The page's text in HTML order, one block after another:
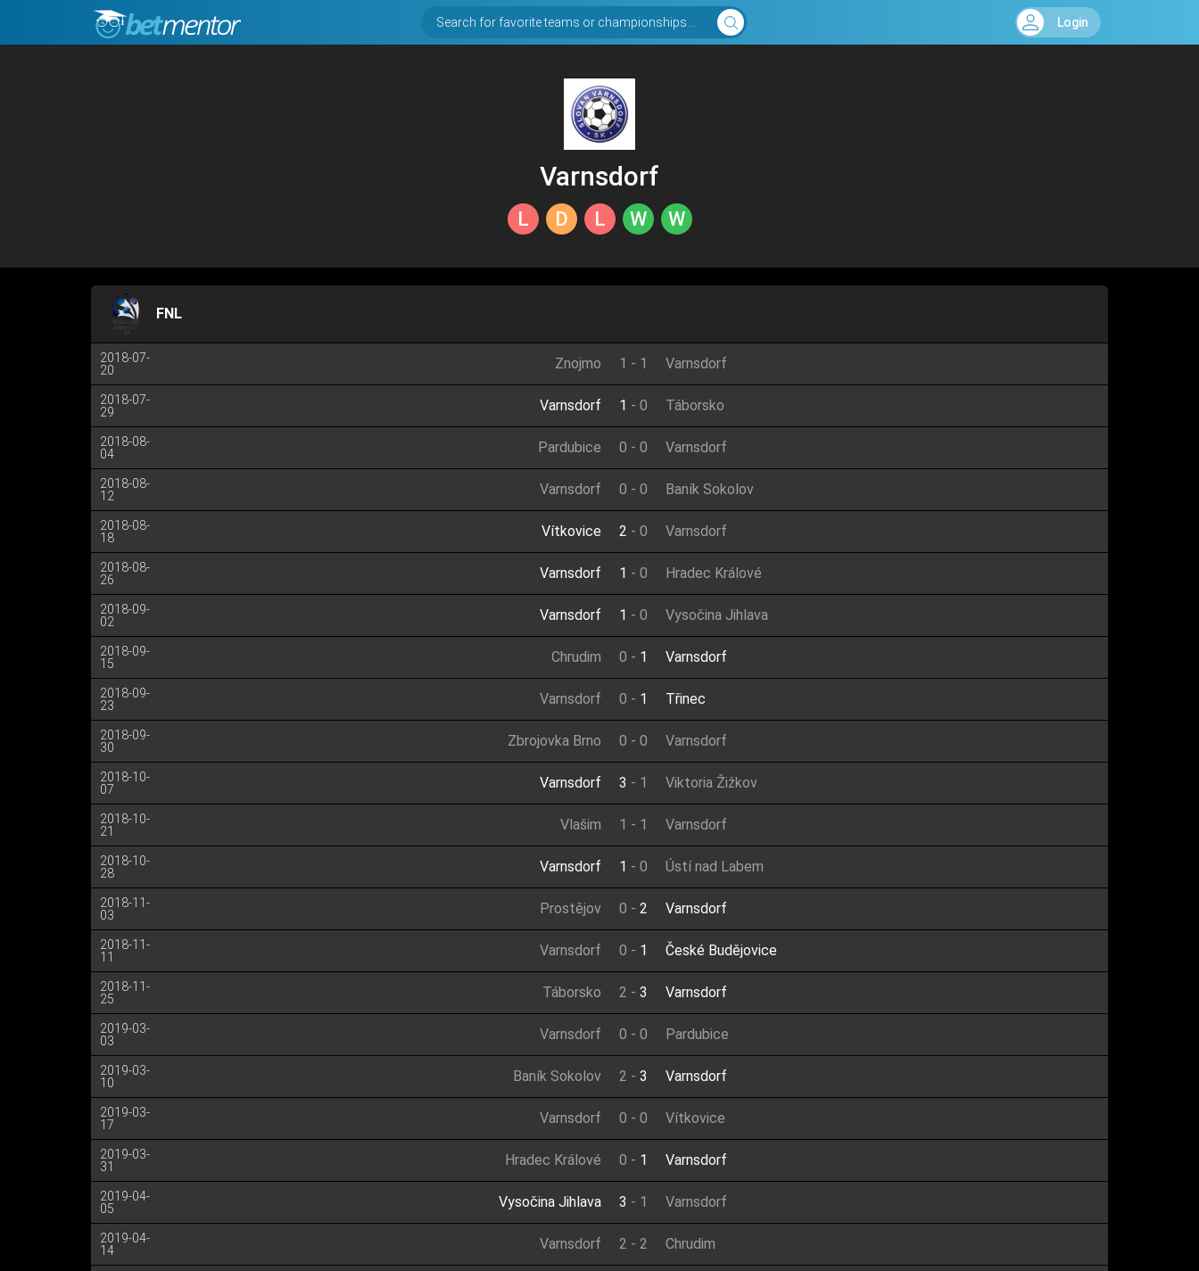
Search for favorite teams or championships... Login
Varnsdorf
L D L W W
FNL
2018-07-
20
Znojmo 1 - 1 Varnsdorf
2018-07-
29
Varnsdorf 1 - 0 Táborsko
2018-08-
04
Pardubice 0 - 0 Varnsdorf
2018-08-
12
Varnsdorf 0 - 0 Baník Sokolov
2018-08-
18
Vítkovice 2 - 0 Varnsdorf
2018-08-
26
Varnsdorf 1 - 0 Hradec Králové
2018-09-
02
Varnsdorf 1 - 0 Vysočina Jihlava
2018-09-
15
Chrudim 0 - 1 Varnsdorf
2018-09-
23
Varnsdorf 0 - 1 Třinec
2018-09-
30
Zbrojovka Brno 0 - 0 Varnsdorf
2018-10-
07
Varnsdorf 3 - 1 Viktoria Žižkov
2018-10-
21
Vlašim 1 - 1 Varnsdorf
2018-10-
28
Varnsdorf 1 - 0 Ústí nad Labem
2018-11-
03
Prostějov 0 - 2 Varnsdorf
2018-11-
11
Varnsdorf 0 - 1 České Budějovice
2018-11-
25
Táborsko 2 - 3 Varnsdorf
2019-03-
03
Varnsdorf 0 - 0 Pardubice
2019-03-
10
Baník Sokolov 2 - 3 Varnsdorf
2019-03-
17
Varnsdorf 0 - 0 Vítkovice
2019-03-
31
Hradec Králové 0 - 1 Varnsdorf
2019-04-
05
Vysočina Jihlava 3 - 1 Varnsdorf
2019-04-
14
Varnsdorf 2 - 2 Chrudim